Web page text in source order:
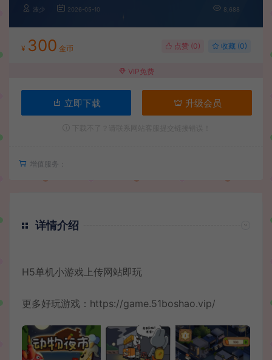
波少 2026-05-10 8,688
¥ 300 金币 点赞 (0) 收藏 (0)
VIP免费
立即下载 升级会员
增值服务：
详情介绍
H5单机小游戏上传网站即玩
更多好玩游戏： https://game.51boshao.vip/